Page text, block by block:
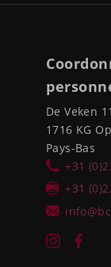
De Veken
1716 KG
Pays-Bas
+31
+31